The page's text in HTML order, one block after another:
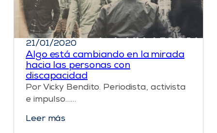
21/01/2020
Algo está cambiando en la mirada
hacia las personas con
discapacidad
Por Vicky Bendito. Periodista, activista
e impulso……
Leer más